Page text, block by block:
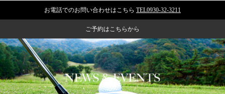
お電話でのお問い合わせはこちら TEL0930-32-3211
ご予約はこちらから